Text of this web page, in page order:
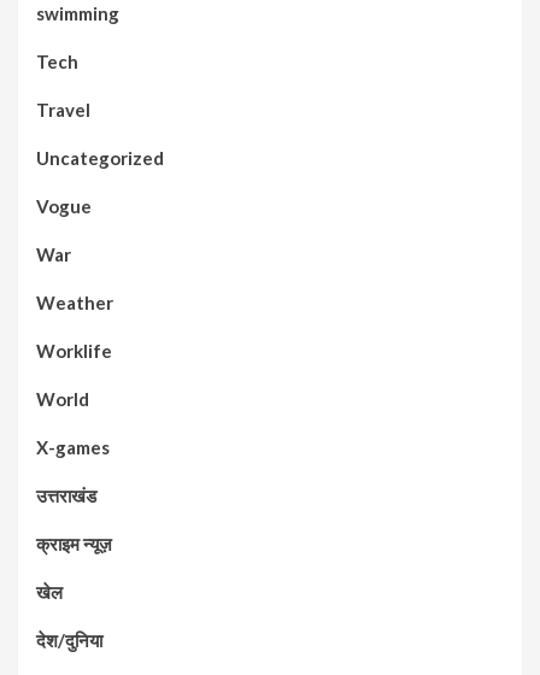
swimming
Tech
Travel
Uncategorized
Vogue
War
Weather
Worklife
World
X-games
उत्तराखंड
क्राइम न्यूज़
खेल
देश/दुनिया